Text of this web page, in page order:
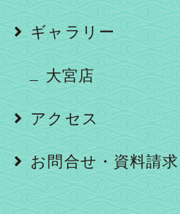
ギャラリー
大宮店
アクセス
お問合せ・資料請求